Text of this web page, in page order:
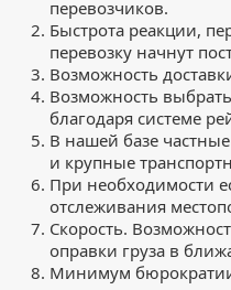
перевозчиков.
Быстрота реакции,
перевозку начнут
Возможность
Возможность
благодаря системе
В нашей базе
и крупные
При необходимости
отслеживания
Скорость.
оправки груза в
Минимум